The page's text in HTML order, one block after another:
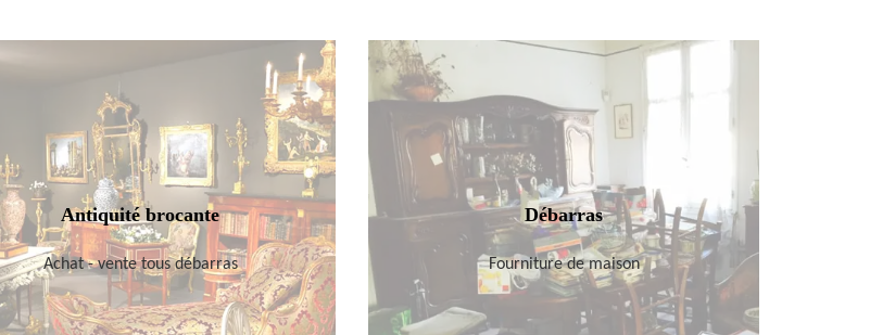
Antiquité brocante
Achat - vente tous débarras
Débarras
Fourniture de maison